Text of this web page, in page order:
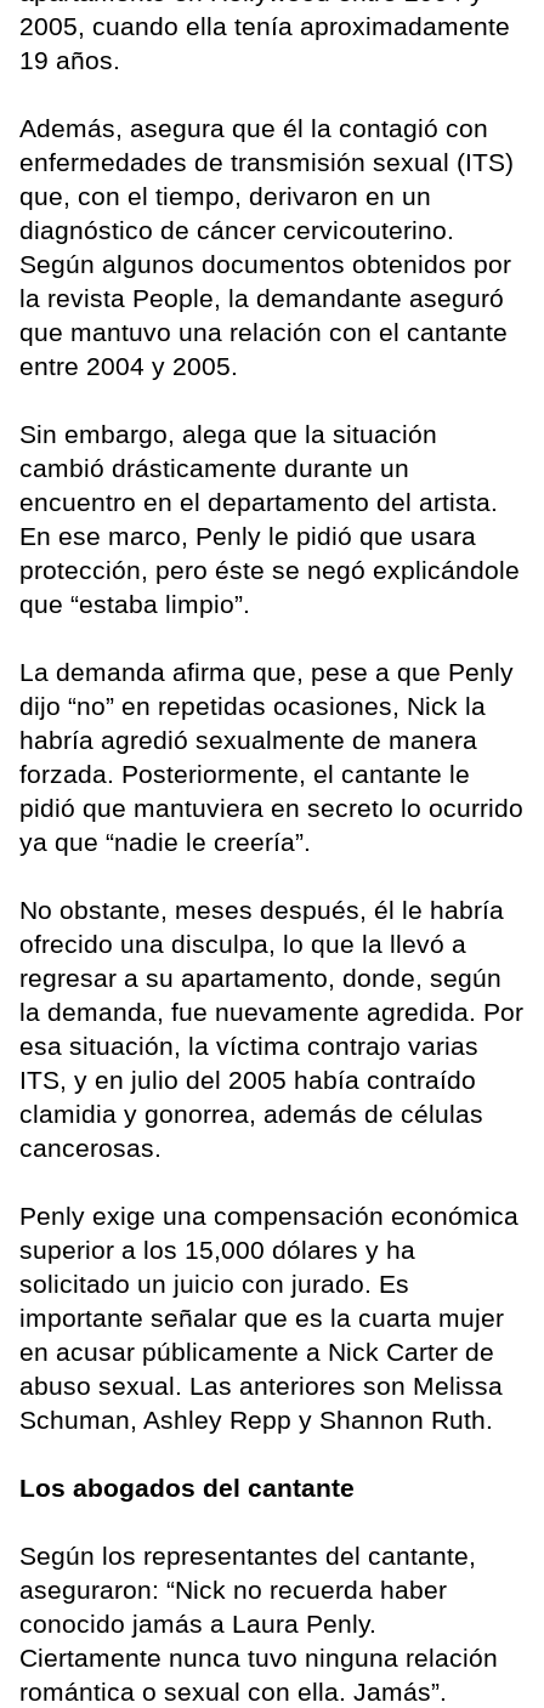
2005, cuando ella tenía aproximadamente
19 años.
Además, asegura que él la contagió con
enfermedades de transmisión sexual (ITS)
que, con el tiempo, derivaron en un
diagnóstico de cáncer cervicouterino.
Según algunos documentos obtenidos por
la revista People, la demandante aseguró
que mantuvo una relación con el cantante
entre 2004 y 2005.
Sin embargo, alega que la situación
cambió drásticamente durante un
encuentro en el departamento del artista.
En ese marco, Penly le pidió que usara
protección, pero éste se negó explicándole
que “estaba limpio”.
La demanda afirma que, pese a que Penly
dijo “no” en repetidas ocasiones, Nick la
habría agredió sexualmente de manera
forzada. Posteriormente, el cantante le
pidió que mantuviera en secreto lo ocurrido
ya que “nadie le creería”.
No obstante, meses después, él le habría
ofrecido una disculpa, lo que la llevó a
regresar a su apartamento, donde, según
la demanda, fue nuevamente agredida. Por
esa situación, la víctima contrajo varias
ITS, y en julio del 2005 había contraído
clamidia y gonorrea, además de células
cancerosas.
Penly exige una compensación económica
superior a los 15,000 dólares y ha
solicitado un juicio con jurado. Es
importante señalar que es la cuarta mujer
en acusar públicamente a Nick Carter de
abuso sexual. Las anteriores son Melissa
Schuman, Ashley Repp y Shannon Ruth.
Los abogados del cantante
Según los representantes del cantante,
aseguraron: “Nick no recuerda haber
conocido jamás a Laura Penly.
Ciertamente nunca tuvo ninguna relación
romántica o sexual con ella. Jamás”.